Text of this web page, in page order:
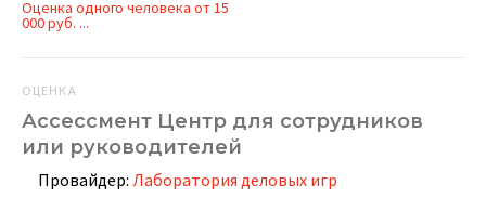
Оценка одного человека от 15
000 руб. ...
ОЦЕНКА
Ассессмент Центр для сотрудников
или руководителей
Провайдер: Лаборатория деловых игр